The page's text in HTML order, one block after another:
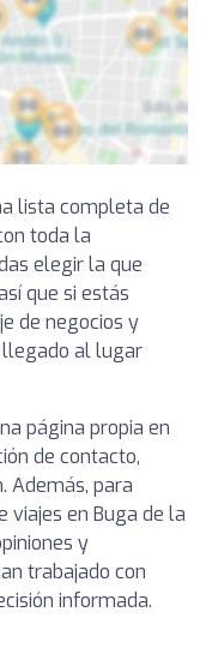
lista completa de
toda la
elegir la que
que si estás
de negocios y
llegado al lugar
página propia en
de contacto,
Además, para
viajes en Buga de la
y
trabajado con
informada.